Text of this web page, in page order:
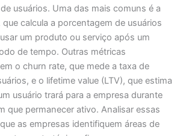
usuários. Uma das mais comuns é a
calcula a porcentagem de usuários
um produto ou serviço após um
de tempo. Outras métricas
o churn rate, que mede a taxa de
e o lifetime value (LTV), que estima
usuário trará para a empresa durante
que permanecer ativo. Analisar essas
as empresas identifiquem áreas de